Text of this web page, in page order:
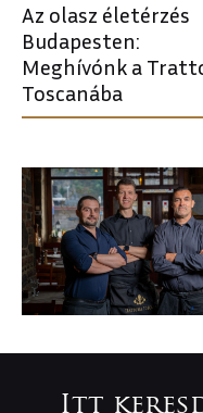
Az olasz életérzés
Budapesten:
Meghívónk a
Toscanába
Itt